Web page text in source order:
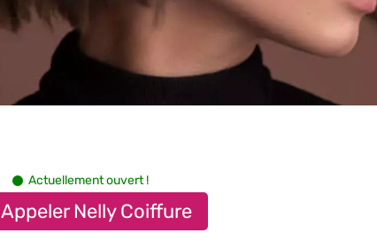
Actuellement ouvert !
Appeler Nelly Coiffure